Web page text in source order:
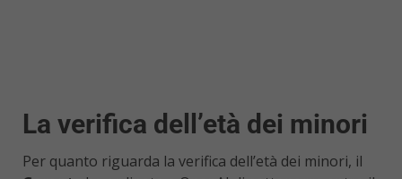
La verifica dell’età dei minori
Per quanto riguarda la verifica dell’età dei minori, il